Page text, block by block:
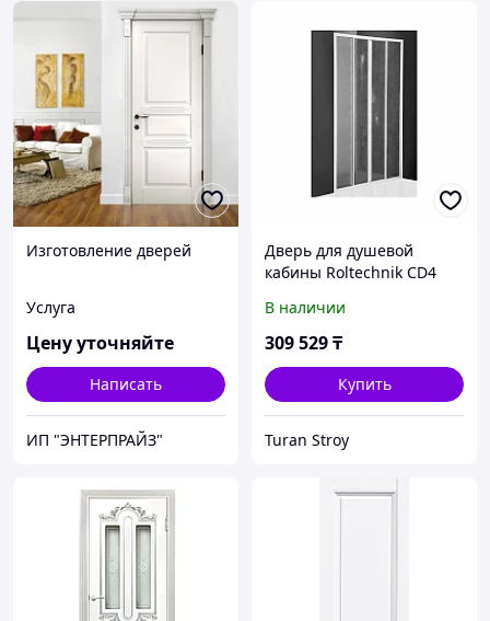
Изготовление дверей
Услуга
Цену уточняйте
Написать
ИП "ЭНТЕРПРАЙЗ"
Дверь для душевой
кабины Roltechnik CD4
В наличии
309 529₸
Купить
Turan Stroy